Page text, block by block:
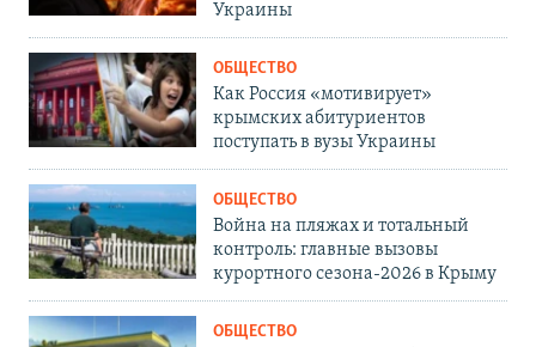
Украины
ОБЩЕСТВО
Как Россия «мотивирует»
крымских абитуриентов
поступать в вузы Украины
ОБЩЕСТВО
Война на пляжах и тотальный
контроль: главные вызовы
курортного сезона-2026 в Крыму
ОБЩЕСТВО